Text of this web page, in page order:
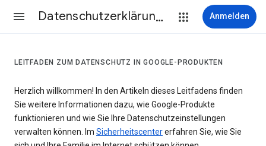
Datenschutzerklärung & Nutzungsbedingungen Anmelden
LEITFADEN ZUM DATENSCHUTZ IN GOOGLE-PRODUKTEN
Herzlich willkommen! In den Artikeln dieses Leitfadens finden
Sie weitere Informationen dazu, wie Google-Produkte
funktionieren und wie Sie Ihre Datenschutzeinstellungen
verwalten können. Im Sicherheitscentererfahren Sie, wie Sie